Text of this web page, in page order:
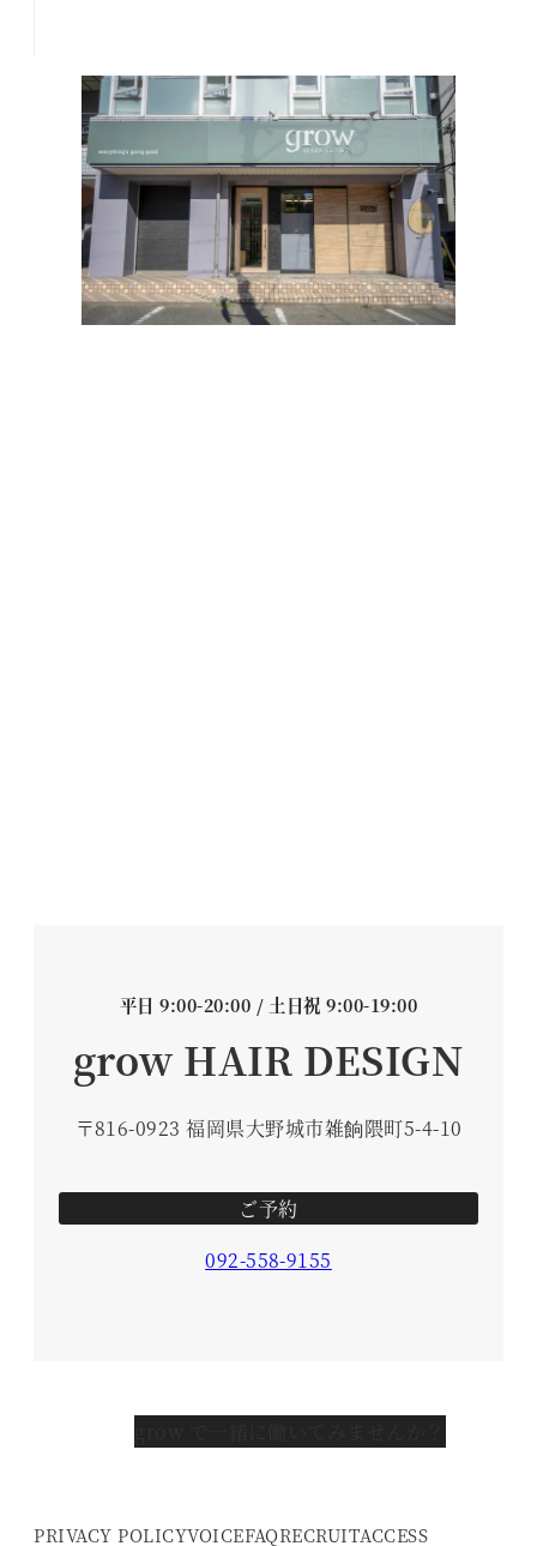
平日 9:00-20:00 / 土日祝 9:00-19:00
grow HAIR DESIGN
〒816-0923 福岡県大野城市雑餉隈町5-4-10
ご予約
092-558-9155
PRIVACY POLICYVOICEFAQRECRUITACCESS